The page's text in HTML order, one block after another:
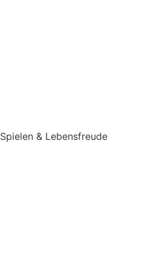
Spielen & Lebensfreude